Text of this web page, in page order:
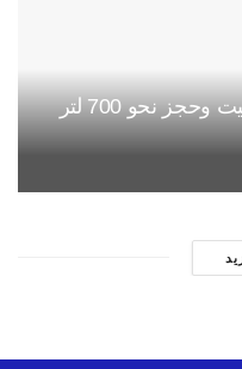
تفكيك مصنع تقليدي للماحيا بتزنيت وحجز نحو 700 لتر